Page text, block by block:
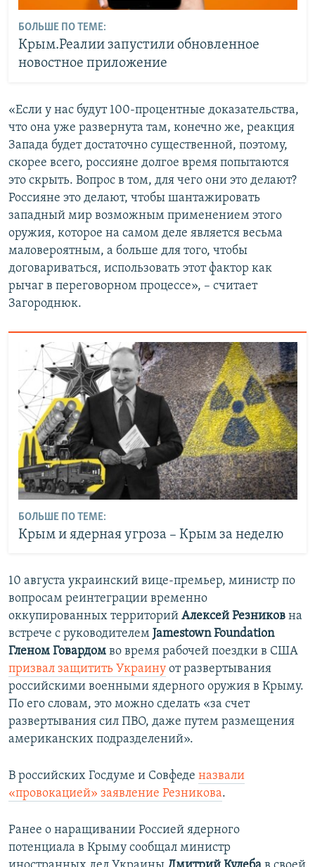
БОЛЬШЕ ПО ТЕМЕ:
Крым.Реалии запустили обновленное
новостное приложение
«Если у нас будут 100-процентные доказательства,
что она уже развернута там, конечно же, реакция
Запада будет достаточно существенной, поэтому,
скорее всего, россияне долгое время попытаются
это скрыть. Вопрос в том, для чего они это делают?
Россияне это делают, чтобы шантажировать
западный мир возможным применением этого
оружия, которое на самом деле является весьма
маловероятным, а больше для того, чтобы
договариваться, использовать этот фактор как
рычаг в переговорном процессе», – считает
Загороднюк.
БОЛЬШЕ ПО ТЕМЕ:
Крым и ядерная угроза – Крым за неделю
10 августа украинский вице-премьер, министр по
вопросам реинтеграции временно
оккупированных территорий Алексей Резников на
встрече с руководителем Jamestown Foundation
Гленом Говардом во время рабочей поездки в США
призвал защитить Украину от развертывания
российскими военными ядерного оружия в Крыму.
По его словам, это можно сделать «за счет
развертывания сил ПВО, даже путем размещения
американских подразделений».
В российских Госдуме и Совфеде назвали
«провокацией» заявление Резникова.
Ранее о наращивании Россией ядерного
потенциала в Крыму сообщал министр